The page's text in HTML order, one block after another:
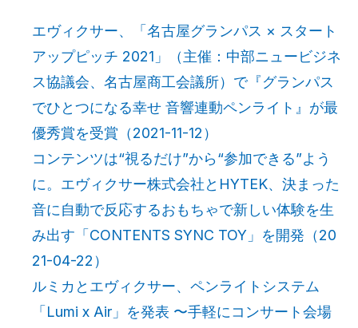
エヴィクサー、「名古屋グランパス × スタート
アップピッチ 2021」（主催：中部ニュービジネ
ス協議会、名古屋商工会議所）で『グランパス
でひとつになる幸せ 音響連動ペンライト』が最
優秀賞を受賞（2021-11-12）
コンテンツは“視るだけ”から“参加できる”よう
に。エヴィクサー株式会社とHYTEK、決まった
音に自動で反応するおもちゃで新しい体験を生
み出す「CONTENTS SYNC TOY」を開発（20
21-04-22）
ルミカとエヴィクサー、ペンライトシステム
「Lumi x Air」を発表 〜手軽にコンサート会場